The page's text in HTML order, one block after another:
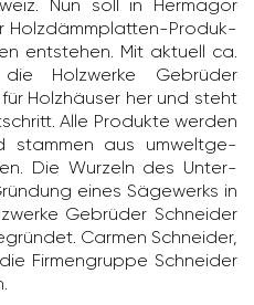
Nun soll in Hermagor
Holz­dämm­platten-Produk­
entstehen. Mit aktuell ca.
Holz­werke Gebrüder
Holz­häuser her und steht
Alle Produkte werden
stammen aus umwelt­ge­
Die Wurzeln des Unter­
eines Säge­werks in
Gebrüder Schneider
Carmen Schneider,
Firmen­gruppe Schneider